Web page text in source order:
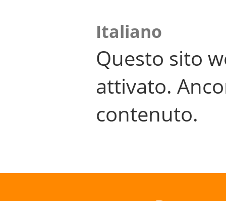
Italiano
Questo sito
attivato.
contenuto.